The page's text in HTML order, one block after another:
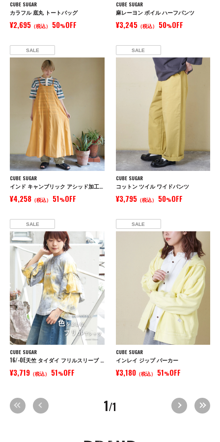
CUBE SUGAR
カラフル 底丸 トートバッグ
¥2,695 （税込） 50%OFF
CUBE SUGAR
麻レーヨン ボイル ハーフパンツ
¥3,245（税込） 50%OFF
SALE
CUBE SUGAR
インド キャンブリック アシッド加工 キャミワンピース
¥4,258 （税込） 51%OFF
SALE
CUBE SUGAR
コットン ツイル ワイドパンツ
¥3,795（税込） 50%OFF
SALE
CUBE SUGAR
16/-OE天竺 タイダイ フリルスリーブ プルオーバー
¥3,719 （税込） 51%OFF
SALE
CUBE SUGAR
インレイ ジップ パーカー
¥3,180（税込） 51%OFF
1/1